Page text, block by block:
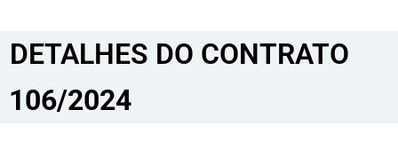
DETALHES DO CONTRATO​
106/2024